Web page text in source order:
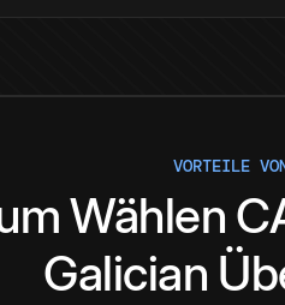
VORTEILE
Wählen
Galician